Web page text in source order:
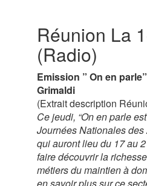
Réunion La
(Radio)
Emission ” On en
Grimaldi
(Extrait description
Ce jeudi, “On en parle
Journées Nationales
qui auront lieu du 17 au
faire découvrir la
métiers du maintien à
en savoir plus sur ce